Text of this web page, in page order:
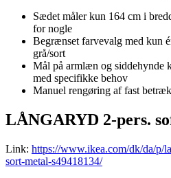
Sædet måler kun 164 cm i
for nogle
Begrænset farvevalg med kun
grå/sort
Mål på armlæn og siddehynde
med specifikke behov
Manuel rengøring af fast
LÅNGARYD 2-pers.
Link: https://www.ikea.com/dk/da/p/
sort-metal-s49418134/